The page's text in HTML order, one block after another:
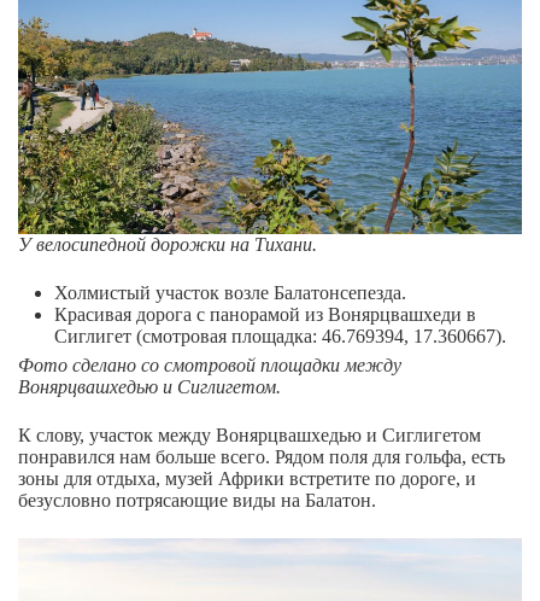
У велосипедной дорожки на Тихани.
Холмистый участок возле Балатонсепезда.
Красивая дорога с панорамой из Вонярцвашхеди в
Сиглигет (смотровая площадка: 46.769394, 17.360667).
Фото сделано со смотровой площадки между
Вонярцвашхедью и Сиглигетом.
К слову, участок между Вонярцвашхедью и Сиглигетом
понравился нам больше всего. Рядом поля для гольфа, есть
зоны для отдыха, музей Африки встретите по дороге, и
безусловно потрясающие виды на Балатон.